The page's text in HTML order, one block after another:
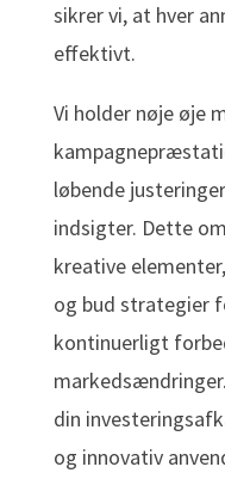
sikrer vi, at hver
effektivt.
Vi holder nøje øje
løbende
indsigter. Dette
kreative
og bud strategier
kontinuerligt
din
og innovativ